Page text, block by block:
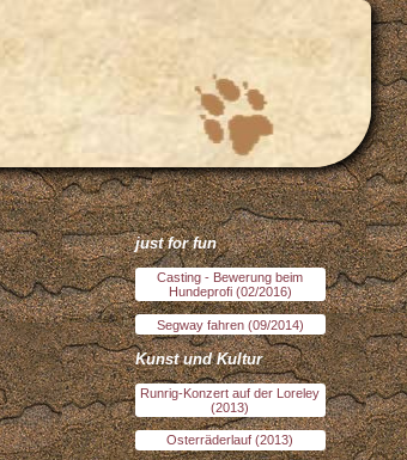
just for fun
Casting - Bewerung beim
Hundeprofi (02/2016)
Segway fahren (09/2014)
Kunst und Kultur
Runrig-Konzert auf der Loreley
(2013)
Osterräderlauf (2013)